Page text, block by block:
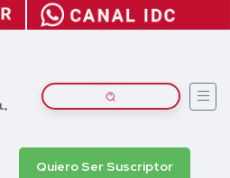
Quiero Ser Suscriptor